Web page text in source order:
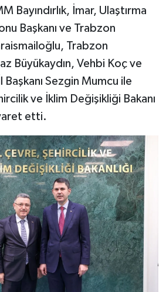
Bayındırlık, İmar, Ulaştırma
Başkanı ve Trabzon
Trabzon
Büyükaydın, Vehbi Koç ve
Sezgin Mumcu ile
ve İklim Değişikliği Bakanı
etti.